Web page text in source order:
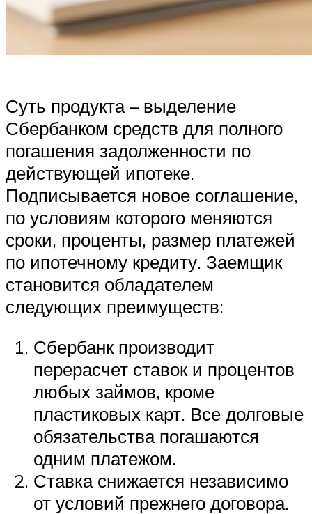
Суть продукта – выделение
Сбербанком средств для полного
погашения задолженности по
действующей ипотеке.
Подписывается новое соглашение,
по условиям которого меняются
сроки, проценты, размер платежей
по ипотечному кредиту. Заемщик
становится обладателем
следующих преимуществ:
Сбербанк производит
перерасчет ставок и процентов
любых займов, кроме
пластиковых карт. Все долговые
обязательства погашаются
одним платежом.
Ставка снижается независимо
от условий прежнего договора.